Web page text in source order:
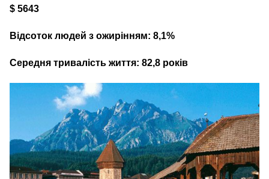
$ 5643
Відсоток людей з ожирінням: 8,1%
Середня тривалість життя: 82,8 років